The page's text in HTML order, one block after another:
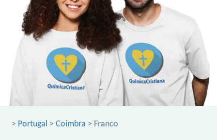
> Portugal > Coimbra > Franco